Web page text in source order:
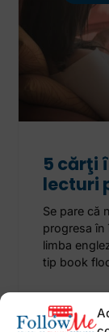
5 cărţi
lecturi
Se pare că
progresa în
limba
tip book
15 ianuarie